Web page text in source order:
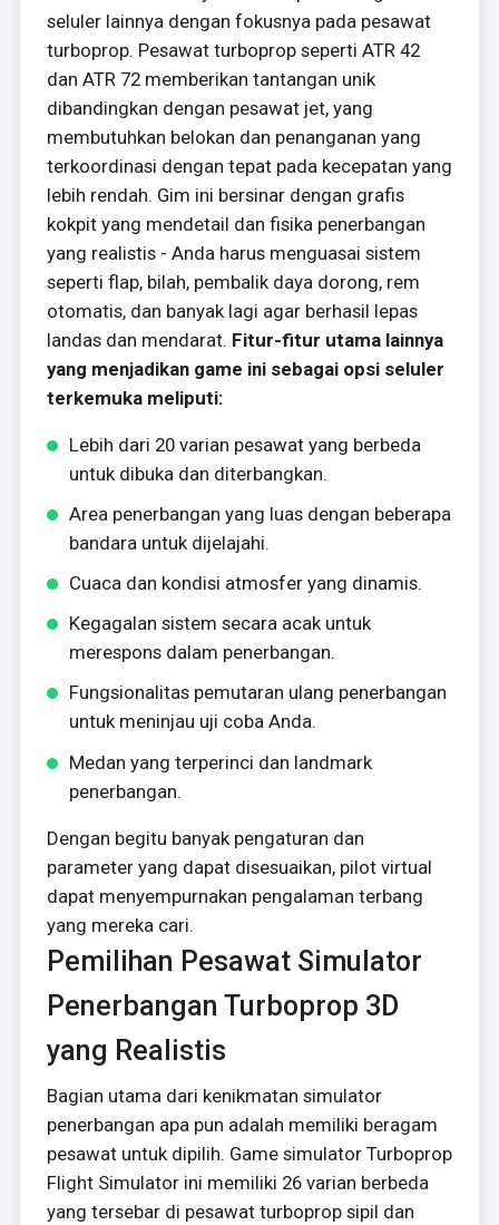
seluler lainnya dengan fokusnya pada pesawat
turboprop. Pesawat turboprop seperti ATR 42
dan ATR 72 memberikan tantangan unik
dibandingkan dengan pesawat jet, yang
membutuhkan belokan dan penanganan yang
terkoordinasi dengan tepat pada kecepatan yang
lebih rendah. Gim ini bersinar dengan grafis
kokpit yang mendetail dan fisika penerbangan
yang realistis - Anda harus menguasai sistem
seperti flap, bilah, pembalik daya dorong, rem
otomatis, dan banyak lagi agar berhasil lepas
landas dan mendarat. Fitur-fitur utama lainnya
yang menjadikan game ini sebagai opsi seluler
terkemuka meliputi:
Lebih dari 20 varian pesawat yang berbeda
untuk dibuka dan diterbangkan.
Area penerbangan yang luas dengan beberapa
bandara untuk dijelajahi.
Cuaca dan kondisi atmosfer yang dinamis.
Kegagalan sistem secara acak untuk
merespons dalam penerbangan.
Fungsionalitas pemutaran ulang penerbangan
untuk meninjau uji coba Anda.
Medan yang terperinci dan landmark
penerbangan.
Dengan begitu banyak pengaturan dan
parameter yang dapat disesuaikan, pilot virtual
dapat menyempurnakan pengalaman terbang
yang mereka cari.
Pemilihan Pesawat Simulator
Penerbangan Turboprop 3D
yang Realistis
Bagian utama dari kenikmatan simulator
penerbangan apa pun adalah memiliki beragam
pesawat untuk dipilih. Game simulator Turboprop
Flight Simulator ini memiliki 26 varian berbeda
yang tersebar di pesawat turboprop sipil dan